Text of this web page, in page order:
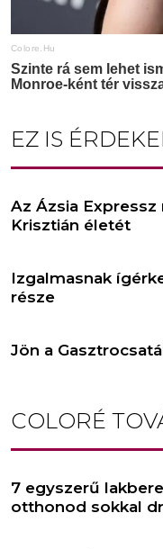
EZ IS
Az Ázsia
Krisztián életét
Izgalmasnak
része
Jön a
COLORÉ
7 egyszerű
otthonod sokkal